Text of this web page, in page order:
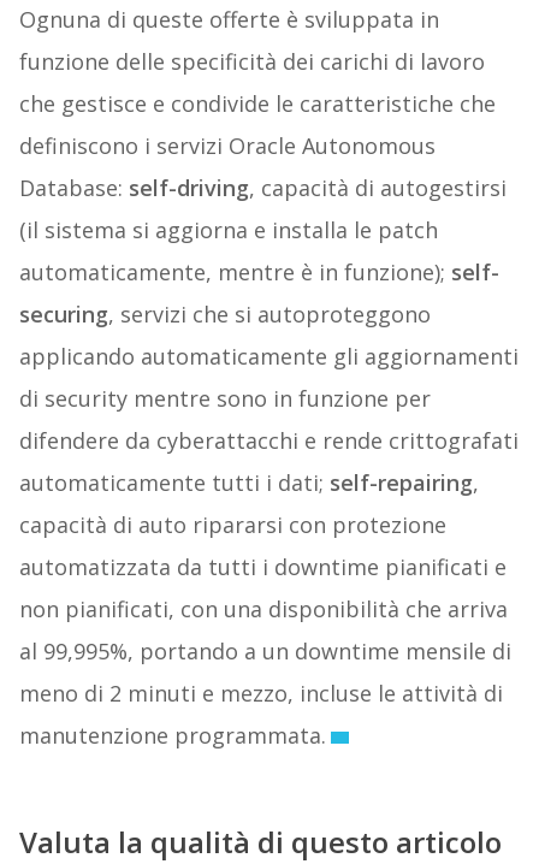
Ognuna di queste offerte è sviluppata in
funzione delle specificità dei carichi di lavoro
che gestisce e condivide le caratteristiche che
definiscono i servizi Oracle Autonomous
Database: self-driving, capacità di autogestirsi
(il sistema si aggiorna e installa le patch
automaticamente, mentre è in funzione); self-
securing, servizi che si autoproteggono
applicando automaticamente gli aggiornamenti
di security mentre sono in funzione per
difendere da cyberattacchi e rende crittografati
automaticamente tutti i dati; self-repairing,
capacità di auto ripararsi con protezione
automatizzata da tutti i downtime pianificati e
non pianificati, con una disponibilità che arriva
al 99,995%, portando a un downtime mensile di
meno di 2 minuti e mezzo, incluse le attività di
manutenzione programmata.
Valuta la qualità di questo articolo